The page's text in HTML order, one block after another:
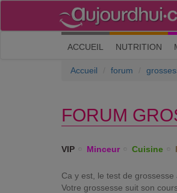
ACCUEIL (current)
NUTRITION
Accueil forum
FORUM
VIP Minceur Cuisine
Ca y est, le test de
Votre grossesse suit son